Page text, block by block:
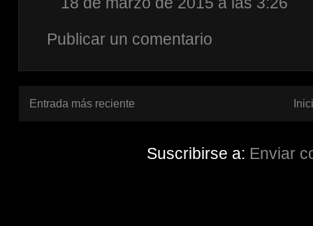
Publicar un comentario
Entrada más reciente
Suscribirse a: Enviar